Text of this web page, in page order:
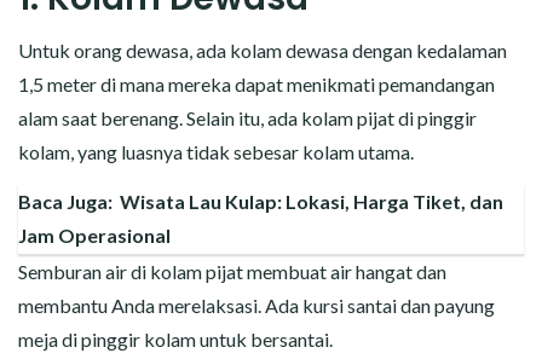
Untuk orang dewasa, ada kolam dewasa dengan kedalaman
1,5 meter di mana mereka dapat menikmati pemandangan
alam saat berenang. Selain itu, ada kolam pijat di pinggir
kolam, yang luasnya tidak sebesar kolam utama.
Baca Juga: Wisata Lau Kulap: Lokasi, Harga Tiket, dan
Jam Operasional
Semburan air di kolam pijat membuat air hangat dan
membantu Anda merelaksasi. Ada kursi santai dan payung
meja di pinggir kolam untuk bersantai.